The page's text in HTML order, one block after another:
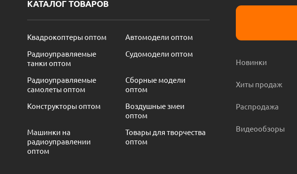
КАТАЛОГ ТОВАРОВ
Квадрокоптеры оптом
Автомодели оптом
Радиоуправляемые
танки оптом
Судомодели оптом
Радиоуправляемые
самолеты оптом
Сборные модели
оптом
Конструкторы оптом
Воздушные змеи
оптом
Машинки на
радиоуправлении
оптом
Товары для творчества
оптом
Новинки
Хиты продаж
Распродажа
Видеообзоры